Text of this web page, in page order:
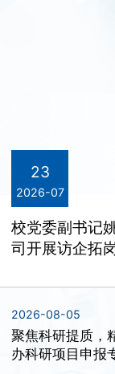
团学工
招生就业
专业介
就业服
校友之
校友风
医学影
23
2026-07
校党委副书记
司开展访企拓
2026-08-05
聚焦科研提质
办科研项目申报